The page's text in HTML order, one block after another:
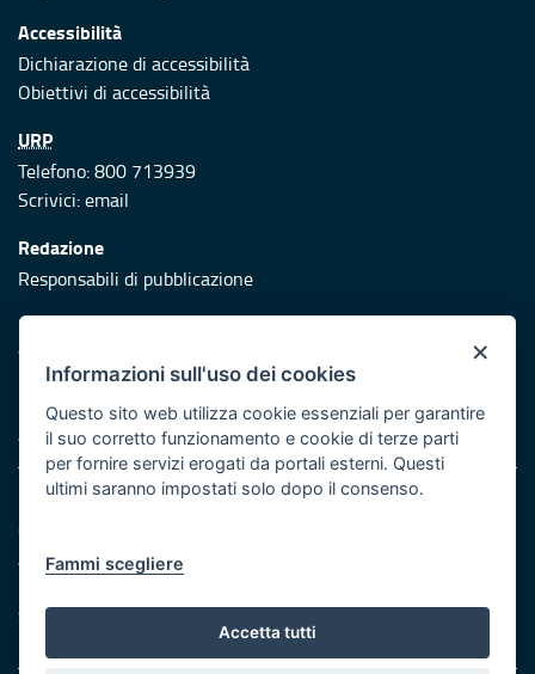
Accessibilità
Dichiarazione di accessibilità
Obiettivi di accessibilità
URP
Telefono: 800 713939
Scrivici:email
Redazione
Responsabili di pubblicazione
Protezione civile
Vai al sito di Protezione Civile Puglia
Iniziativa finanziata con risorse del POR Puglia 2014/2020 -
Asse XI
Note legali
Cookie e privacy
Atti di notifica
Servizi Intranet
×
Informazioni sull'uso dei cookies
Questo sito web utilizza cookie essenziali per garantire
il suo corretto funzionamento e cookie di terze parti
per fornire servizi erogati da portali esterni. Questi
ultimi saranno impostati solo dopo il consenso.
Fammi scegliere
Accetta tutti